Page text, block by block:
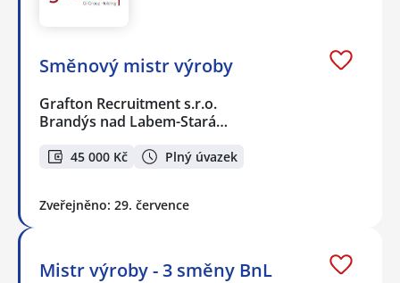
Směnový mistr výroby
Grafton Recruitment s.r.o.
Brandýs nad Labem-Stará…
45 000 Kč Plný úvazek
Zveřejněno: 29. července
Mistr výroby - 3 směny BnL